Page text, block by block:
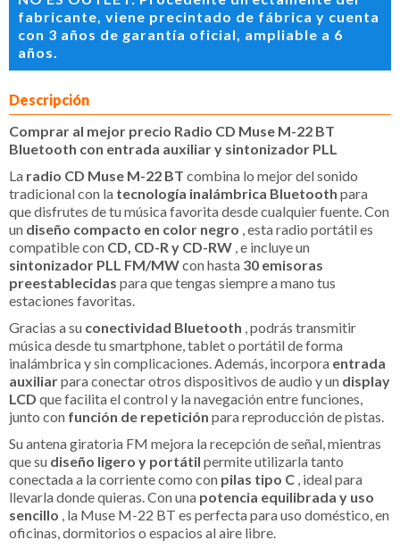
fabricante, viene precintado de fábrica y cuenta
con 3 años de garantía oficial, ampliable a 6
años.
Descripción
Comprar al mejor precio Radio CD Muse M-22 BT
Bluetooth con entrada auxiliar y sintonizador PLL
La radio CD Muse M-22 BT combina lo mejor del sonido
tradicional con la tecnología inalámbrica Bluetooth para
que disfrutes de tu música favorita desde cualquier fuente. Con
un diseño compacto en color negro , esta radio portátil es
compatible con CD, CD-R y CD-RW , e incluye un
sintonizador PLL FM/MWcon hasta 30 emisoras
preestablecidas para que tengas siempre a mano tus
estaciones favoritas.
Gracias a su conectividad Bluetooth , podrás transmitir
música desde tu smartphone, tablet o portátil de forma
inalámbrica y sin complicaciones. Además, incorpora entrada
auxiliarpara conectar otros dispositivos de audio y un display
LCD que facilita el control y la navegación entre funciones,
junto con función de repetición para reproducción de pistas.
Su antena giratoria FM mejora la recepción de señal, mientras
que su diseño ligero y portátil permite utilizarla tanto
conectada a la corriente como con pilas tipo C , ideal para
llevarla donde quieras. Con una potencia equilibrada y uso
sencillo , la Muse M-22 BT es perfecta para uso doméstico, en
oficinas, dormitorios o espacios al aire libre.